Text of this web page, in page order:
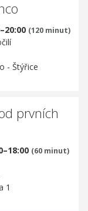
(120 minut)
- Štýřice
prvních
(60 minut)
1